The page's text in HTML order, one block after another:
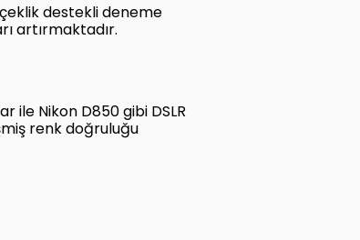
destekli deneme
artırmaktadır.
ile Nikon D850 gibi DSLR
renk doğruluğu